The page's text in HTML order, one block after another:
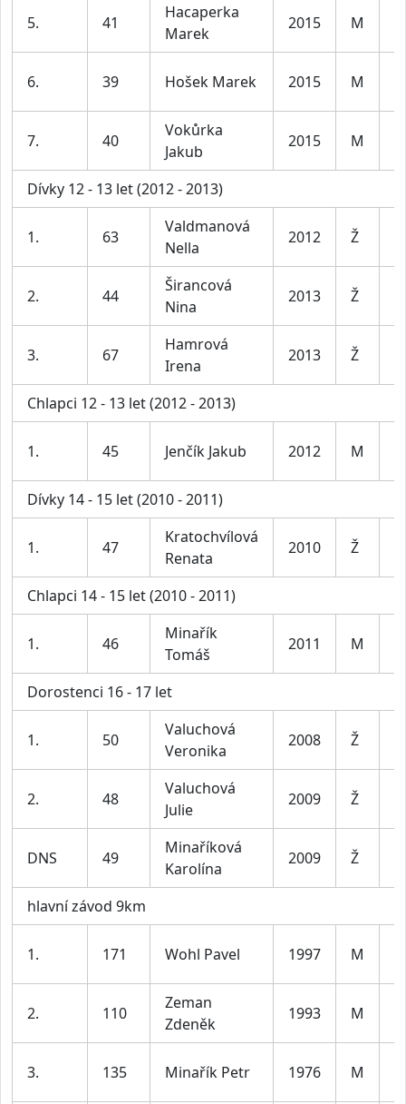
5. 41
Hacaperka
Marek
2015 M
6. 39 Hošek Marek 2015 M
7. 40
Vokůrka
Jakub
2015 M
Dívky 12 - 13 let (2012 - 2013)
1. 63
Valdmanová
Nella
2012 Ž
2. 44
Širancová
Nina
2013 Ž
3. 67
Hamrová
Irena
2013 Ž
Chlapci 12 - 13 let (2012 - 2013)
1. 45 Jenčík Jakub 2012 M
Dívky 14 - 15 let (2010 - 2011)
1. 47
Kratochvílová
Renata
2010 Ž
Chlapci 14 - 15 let (2010 - 2011)
1. 46
Minařík
Tomáš
2011 M
Dorostenci 16 - 17 let
1. 50
Valuchová
Veronika
2008 Ž
2. 48
Valuchová
Julie
2009 Ž
DNS 49
Minaříková
Karolína
2009 Ž
hlavní závod 9km
1. 171 Wohl Pavel 1997 M
2. 110
Zeman
Zdeněk
1993 M
3. 135 Minařík Petr 1976 M